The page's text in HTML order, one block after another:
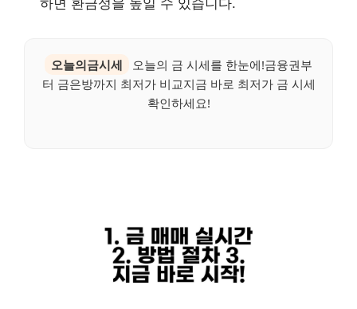
오늘의금시세
오늘의 금 시세를 한눈에!금융권부
터 금은방까지 최저가 비교지금 바로 최저가 금 시세
확인하세요!